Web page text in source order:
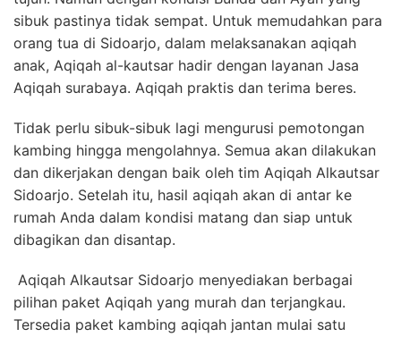
sibuk pastinya tidak sempat. Untuk memudahkan para
orang tua di Sidoarjo, dalam melaksanakan aqiqah
anak, Aqiqah al-kautsar hadir dengan layanan Jasa
Aqiqah surabaya. Aqiqah praktis dan terima beres.
Tidak perlu sibuk-sibuk lagi mengurusi pemotongan
kambing hingga mengolahnya. Semua akan dilakukan
dan dikerjakan dengan baik oleh tim Aqiqah Alkautsar
Sidoarjo. Setelah itu, hasil aqiqah akan di antar ke
rumah Anda dalam kondisi matang dan siap untuk
dibagikan dan disantap.
Aqiqah Alkautsar Sidoarjo menyediakan berbagai
pilihan paket Aqiqah yang murah dan terjangkau.
Tersedia paket kambing aqiqah jantan mulai satu